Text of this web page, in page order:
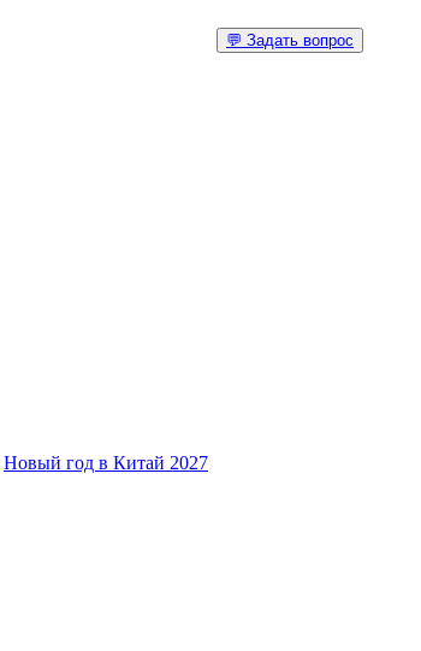
💬 Задать вопрос
Новый год в Китай 2027